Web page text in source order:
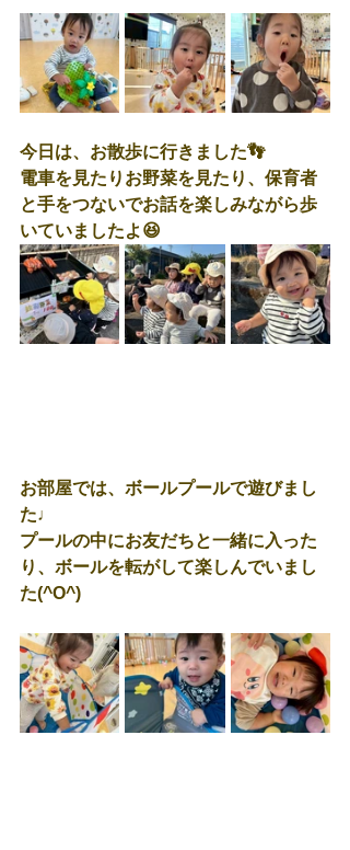
今日は、お散歩に行きました👣
電車を見たりお野菜を見たり、保育者
と手をつないでお話を楽しみながら歩
いていましたよ😆
お部屋では、ボールプールで遊びまし
た♩
プールの中にお友だちと一緒に入った
り、ボールを転がして楽しんでいまし
た(^O^)